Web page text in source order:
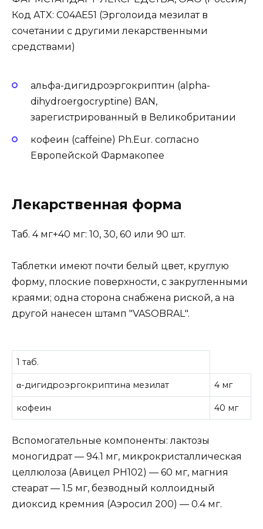
Код ATX: C04AE51 (Эрголоида мезилат в
сочетании с другими лекарственными
средствами)
альфа-дигидроэргокриптин (alpha-
dihydroergocryptine) BAN,
зарегистрированный в Великобритании
кофеин (caffeine) Ph.Eur. согласно
Европейской Фармакопее
Лекарственная форма
Таб. 4 мг+40 мг: 10, 30, 60 или 90 шт.
Таблетки имеют почти белый цвет, круглую
форму, плоские поверхности, с закругленными
краями; одна сторона снабжена риской, а на
другой нанесен штамп "VASOBRAL".
1 таб.
α-дигидроэргокриптина мезилат 4 мг
кофеин 40 мг
Вспомогательные компоненты: лактозы
моногидрат — 94.1 мг, микрокристаллическая
целлюлоза (Авицел PH102) — 60 мг, магния
стеарат — 1.5 мг, безводный коллоидный
диоксид кремния (Аэросил 200) — 0.4 мг.